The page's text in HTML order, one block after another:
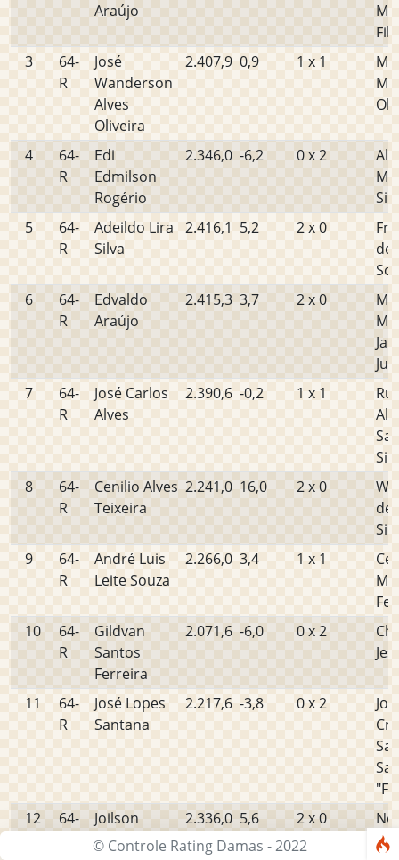
Araújo
3
64-
R
José
Wanderson
Alves
Oliveira
2.407,9 0,9 1 x 1
4
64-
R
Edi
Edmilson
Rogério
2.346,0 -6,2 0 x 2
5
64-
R
Adeildo Lira
Silva
2.416,1 5,2 2 x 0
de
6
64-
R
Edvaldo
Araújo
2.415,3 3,7 2 x 0
7
64-
R
José Carlos
Alves
2.390,6 -0,2 1 x 1
8
64-
R
Cenilio Alves
Teixeira
2.241,0 16,0 2 x 0
de
9
64-
R
André Luis
Leite Souza
2.266,0 3,4 1 x 1
10
64-
R
Gildvan
Santos
Ferreira
2.071,6 -6,0 0 x 2
11
64-
R
José Lopes
Santana
2.217,6 -3,8 0 x 2
12
64-
Joilson
Rocha Costa
2.336,0 5,6 2 x 0
© Controle Rating Damas - 2022